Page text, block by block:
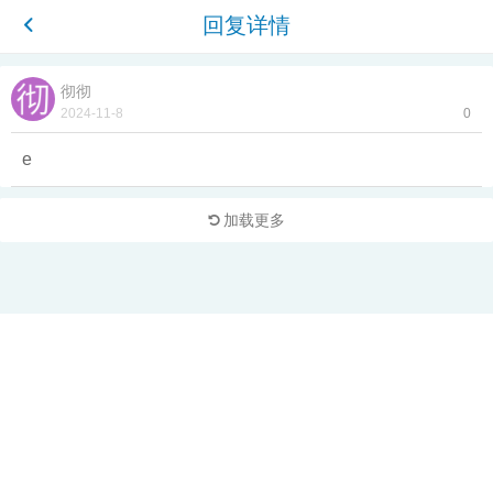
回复详情
彻彻
2024-11-8 0
e
加载更多